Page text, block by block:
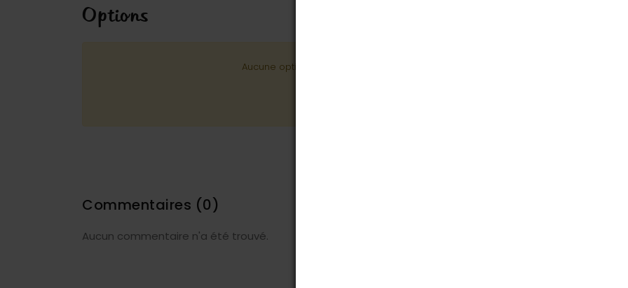
Options
Aucune option n'a été entrée sur ce parc.
Commentaires (0)
Aucun commentaire n'a été trouvé.